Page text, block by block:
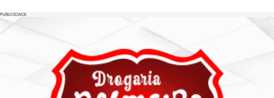
PUBLICIDADE